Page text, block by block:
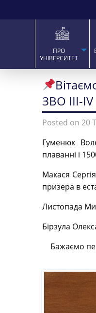
ПРО
УНІВЕРСИТЕТ
ЗВО ІІІ-
Posted on 20
Гуменюк
плаванні і
Макася
призера в
Листопада
Бірзула
Бажаємо